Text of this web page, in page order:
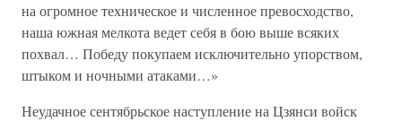
на огромное техническое и численное превосходство,
наша южная мелкота ведет себя в бою выше всяких
похвал… Победу покупаем исключительно упорством,
штыком и ночными атаками…»
Неудачное сентябрьское наступление на Цзянси войск